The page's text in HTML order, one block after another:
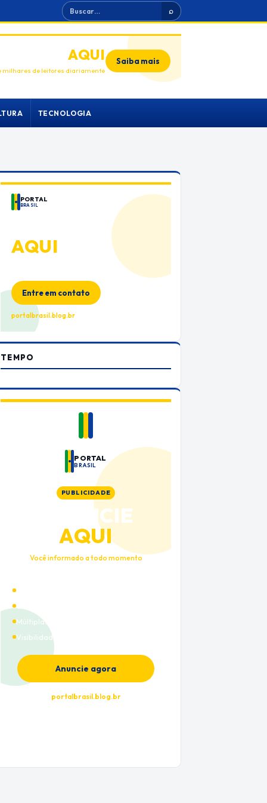
Buscar ⌕
AQUI
milhares de leitores diariamente
Saiba mais
TECNOLOGIA
PORTAL
BRASIL
AQUI
Espaço premium para sua marca
Entre em contato
portalbrasil.blog.br
TEMPO
PORTAL
BRASIL
PUBLICIDADE
ANUNCIE
AQUI
Você informado a todo momento
Múltiplas categorias
Visibilidade premium
Anuncie agora
portalbrasil.blog.br